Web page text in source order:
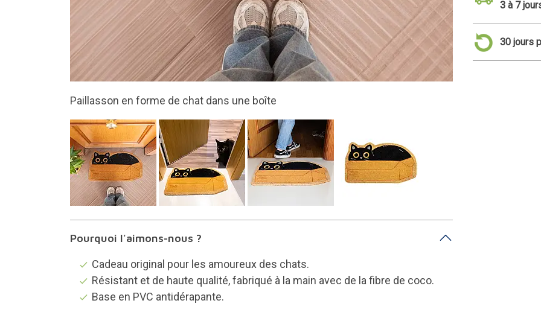
Fabriqué à partir de fibres de noix de coco
3 à 7
30 jours
Pourquoi l'aimons-nous ?
Cadeau original pour les amoureux des chats.
Résistant et de haute qualité, fabriqué à la main avec de la fibre de coco.
Base en PVC antidérapante.